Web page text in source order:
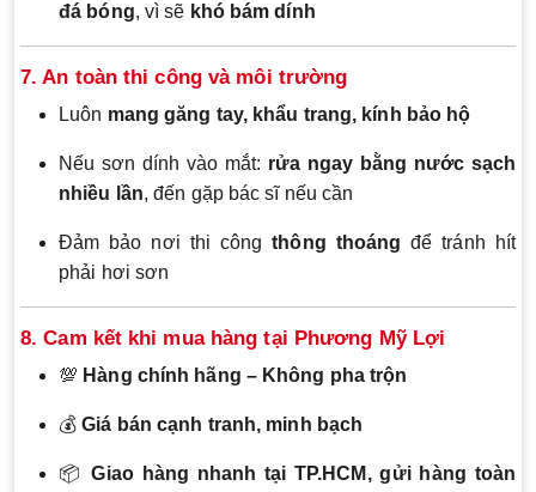
đá bóng, vì sẽ khó bám dính
7. An toàn thi công và môi trường
Luôn mang găng tay, khẩu trang, kính bảo hộ
Nếu sơn dính vào mắt: rửa ngay bằng nước sạch
nhiều lần, đến gặp bác sĩ nếu cần
Đảm bảo nơi thi côngthông thoáng để tránh hít
phải hơi sơn
8. Cam kết khi mua hàng tại Phương Mỹ Lợi
💯 Hàng chính hãng – Không pha trộn
💰Giá bán cạnh tranh, minh bạch
📦Giao hàng nhanh tại TP.HCM, gửi hàng toàn